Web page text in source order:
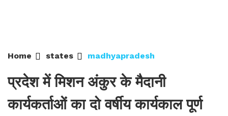
Home states madhyapradesh
प्रदेश में मिशन अंकुर के मैदानी
कार्यकर्ताओं का दो वर्षीय कार्यकाल पूर्ण